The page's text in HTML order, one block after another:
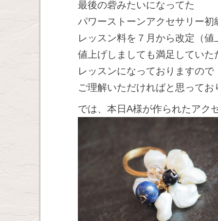
最後の砦みたいになってた
パワーストーンアクセサリー初
レッスン料を７月から改定（
値上げしましても満足してい
レッスンになっておりますので
ご理解いただければと思ってお
では、本日A様が作られたアク